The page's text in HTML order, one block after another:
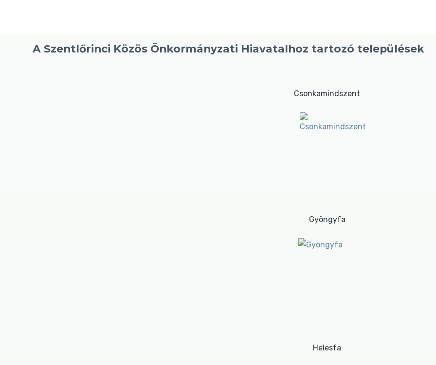
A Szentlőrinci Közös Önkormányzati Hiavatalhoz tartozó települések
Csonkamindszent
Gyöngyfa
Helesfa